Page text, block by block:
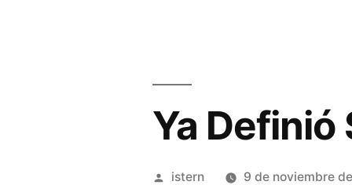
Ya Definió
Publicado
istern 9 de noviembre